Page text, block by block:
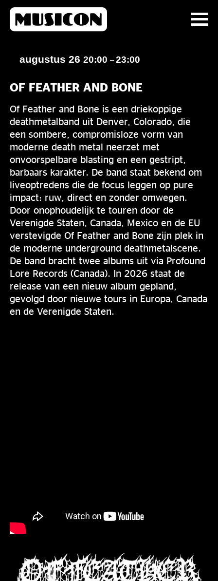
augustus 26 20:00 –23:00
OF FEATHER AND BONE
Of Feather and Bone is een driekoppige
deathmetalband uit Denver, Colorado, die
een sombere, compromisloze vorm van
moderne death metal neerzet met
onvoorspelbare blasting en een gestript,
barbaars karakter. De band staat bekend om
liveoptredens die de focus leggen op pure
impact: ruw, direct en zonder omwegen.
Door onophoudelijk te touren door de
Verenigde Staten, Canada, Mexico en de EU
verstevigde Of Feather and Bone zijn plek in
de moderne underground deathmetalscene.
De band bracht twee albums uit via Profound
Lore Records (Canada). In 2026 staat de
release van een nieuw album gepland,
gevolgd door nieuwe tours in Europa, Canada
en de Verenigde Staten.